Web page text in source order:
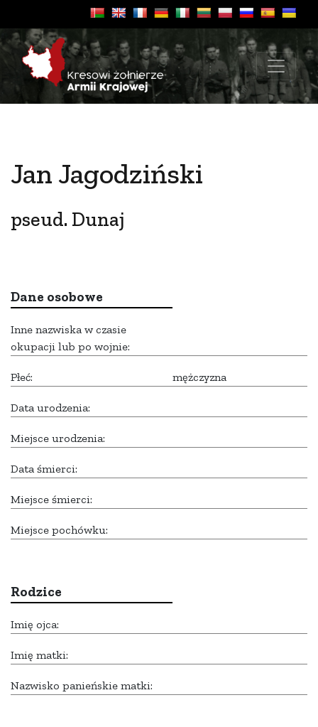
Jan Jagodziński
pseud. Dunaj
Dane osobowe
Inne nazwiska w czasie
okupacji lub po wojnie:
Płeć: mężczyzna
Data urodzenia:
Miejsce urodzenia:
Data śmierci:
Miejsce śmierci:
Miejsce pochówku:
Rodzice
Imię ojca:
Imię matki:
Nazwisko panieńskie matki: